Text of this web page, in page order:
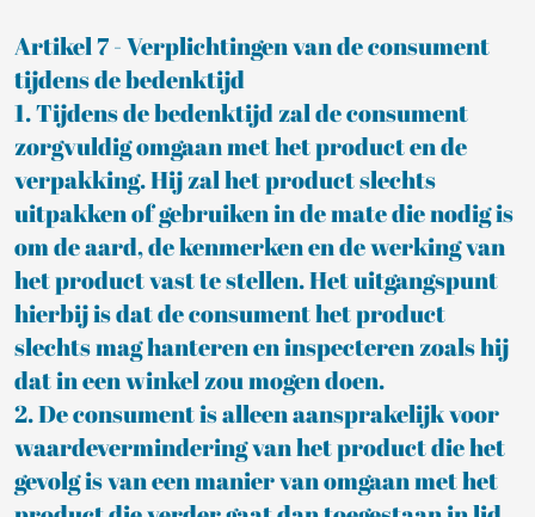
Artikel 7 - Verplichtingen van de consument
tijdens de bedenktijd
1. Tijdens de bedenktijd zal de consument
zorgvuldig omgaan met het product en de
verpakking. Hij zal het product slechts
uitpakken of gebruiken in de mate die nodig is
om de aard, de kenmerken en de werking van
het product vast te stellen. Het uitgangspunt
hierbij is dat de consument het product
slechts mag hanteren en inspecteren zoals hij
dat in een winkel zou mogen doen.
2. De consument is alleen aansprakelijk voor
waardevermindering van het product die het
gevolg is van een manier van omgaan met het